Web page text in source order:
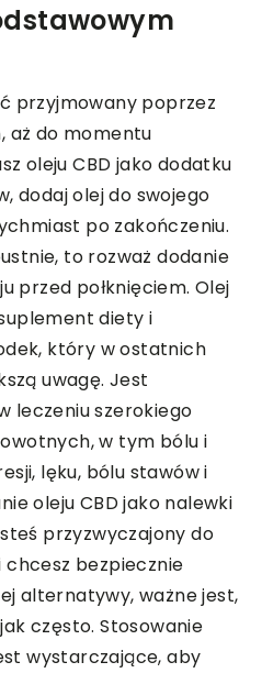
przyjmowany poprzez
aż do momentu
oleju CBD jako dodatku
dodaj olej do swojego
po zakończeniu.
to rozważ dodanie
przed połknięciem. Olej
diety i
który w ostatnich
uwagę. Jest
leczeniu szerokiego
w tym bólu i
lęku, bólu stawów i
oleju CBD jako nalewki
przyzwyczajony do
bezpiecznie
alternatywy, ważne jest,
często. Stosowanie
wystarczające, aby